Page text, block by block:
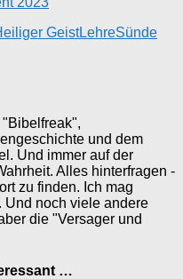
GeistLehreSünde
und dem
Und immer auf der
Alles hinterfragen -
zu finden. Ich mag
Und noch viele andere
die "Versager und
…